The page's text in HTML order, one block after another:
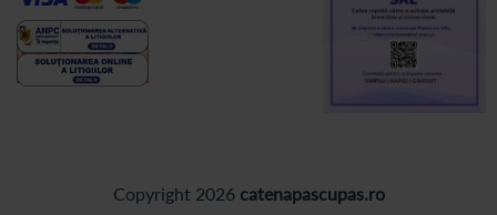
Copyright 2026 catenapascupas.ro